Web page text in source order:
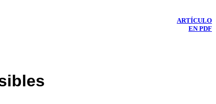
ARTÍCULO
EN PDF